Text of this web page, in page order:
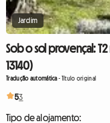
Jardim
Sob o sol provençal:
13140)
Tradução automática-Título original
53
Tipo de alojamento: